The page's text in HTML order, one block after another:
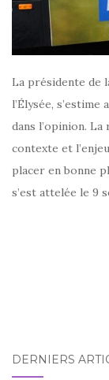
La présidente de
l’Élysée,
dans l’opinion.
contexte et
placer en bonne
s’est attelée le 9
DERNIERS